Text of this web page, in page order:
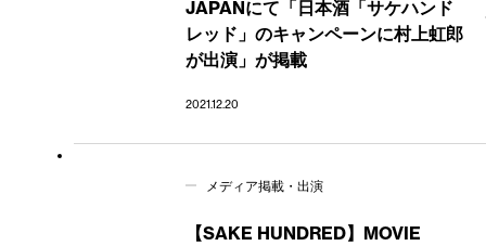
JAPANにて「日本酒「サケハンド
レッド」のキャンペーンに村上虹郎
が出演」が掲載
2021.12.20
メディア掲載・出演
【SAKE HUNDRED】MOVIE